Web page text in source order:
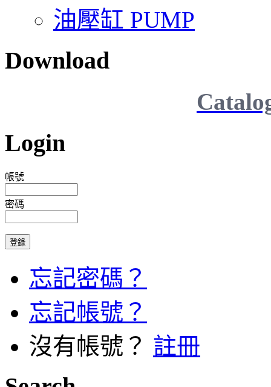
油壓缸 PUMP
Download
Login
帳號
密碼
忘記密碼？
忘記帳號？
沒有帳號？ 註冊